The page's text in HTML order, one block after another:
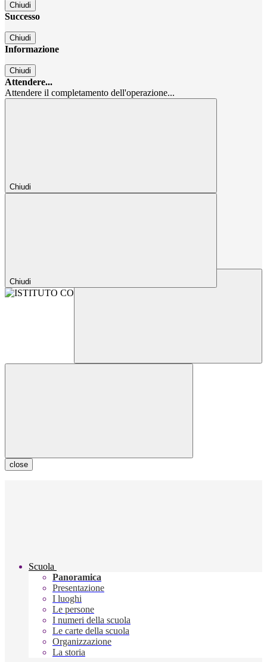
Chiudi
Successo
Chiudi
Informazione
Chiudi
Attendere...
Attendere il completamento dell'operazione...
Chiudi
Chiudi
close
Scuola
Panoramica
Presentazione
I luoghi
Le persone
I numeri della scuola
Le carte della scuola
Organizzazione
La storia